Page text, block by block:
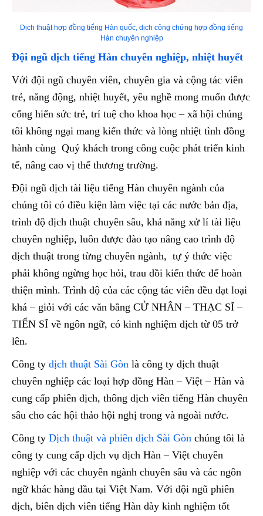
Dịch thuật hợp đồng tiếng Hàn quốc, dịch công chứng hợp đồng tiếng
Hàn chuyên nghiệp
Đội ngũ dịch tiếng Hàn chuyên nghiệp, nhiệt huyết
Với đội ngũ chuyên viên, chuyên gia và cộng tác viên
trẻ, năng động, nhiệt huyết, yêu nghề mong muốn được
cống hiến sức trẻ, trí tuệ cho khoa học – xã hội chúng
tôi không ngại mang kiến thức và lòng nhiệt tình đồng
hành cùng Quý khách trong công cuộc phát triển kinh
tế, nâng cao vị thế thương trường.
Đội ngũ dịch tài liệu tiếng Hàn chuyên ngành của
chúng tôi có điều kiện làm việc tại các nước bản địa,
trình độ dịch thuật chuyên sâu, khả năng xử lí tài liệu
chuyên nghiệp, luôn được đào tạo nâng cao trình độ
dịch thuật trong từng chuyên ngành, tự ý thức việc
phải không ngừng học hỏi, trau dồi kiến thức để hoàn
thiện mình. Trình độ của các cộng tác viên đều đạt loại
khá – giỏi với các văn bằng CỬ NHÂN – THẠC SĨ –
TIẾN SĨ về ngôn ngữ, có kinh nghiệm dịch từ 05 trở
lên.
Công ty dịch thuật Sài Gòn là công ty dịch thuật
chuyên nghiệp các loại hợp đồng Hàn – Việt – Hàn và
cung cấp phiên dịch, thông dịch viên tiếng Hàn chuyên
sâu cho các hội thảo hội nghị trong và ngoài nước.
Công ty Dịch thuật và phiên dịch Sài Gòn chúng tôi là
công ty cung cấp dịch vụ dịch Hàn – Việt chuyên
nghiệp với các chuyên ngành chuyên sâu và các ngôn
ngữ khác hàng đầu tại Việt Nam. Với đội ngũ phiên
dịch, biên dịch viên tiếng Hàn dày kinh nghiệm tốt